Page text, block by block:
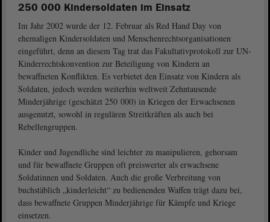
250 000 Kindersoldaten im Einsatz
Im Jahr 2002 wurde der 12. Februar als Red Hand Day von
ehemaligen Kindersoldaten und Menschenrechtsorganisationen
eingeführt, denn an diesem Tag trat das Fakultativprotokoll zur UN-
Kinderrechtskonvention zur Beteiligung von Kindern an
bewaffneten Konflikten. Es verbietet den Einsatz von Kindern als
Soldaten, jedoch werden weiterhin weltweit Zehntausende
Minderjährige (geschätzt 250 000) in Kriegen der Erwachsenen
ausgenutzt, sowohl in regulären Streitkräften als auch bei
Rebellengruppen.
Kinder und Jugendliche sind leichter zu manipulieren, gehorsam
und für bewaffnete Gruppen oft preiswerter als erwachsene
Soldatinnen und Soldaten. Auch die große Verbreitung von
buchstäblich „kinderleicht“ zu bedienenden Waffen trägt dazu bei,
dass bewaffnete Gruppen Minderjährige für Kämpfe und Kriege
einsetzen.